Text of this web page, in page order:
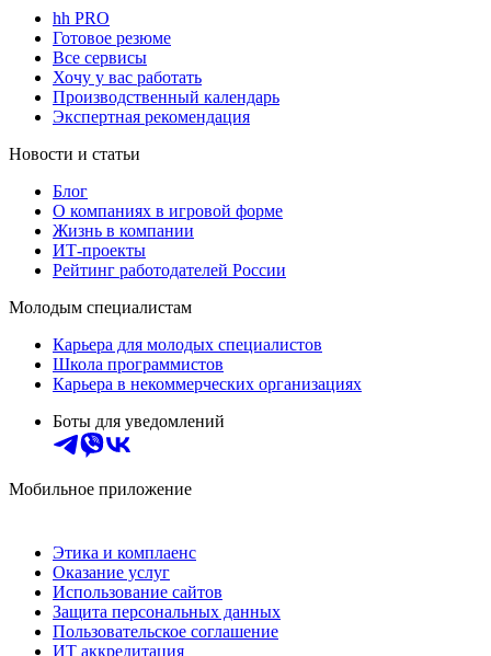
hh PRO
Готовое резюме
Все сервисы
Хочу у вас работать
Производственный календарь
Экспертная рекомендация
Новости и статьи
Блог
О компаниях в игровой форме
Жизнь в компании
ИТ-проекты
Рейтинг работодателей России
Молодым специалистам
Карьера для молодых специалистов
Школа программистов
Карьера в некоммерческих организациях
Боты для уведомлений
Мобильное приложение
Этика и комплаенс
Оказание услуг
Использование сайтов
Защита персональных данных
Пользовательское соглашение
ИТ аккредитация